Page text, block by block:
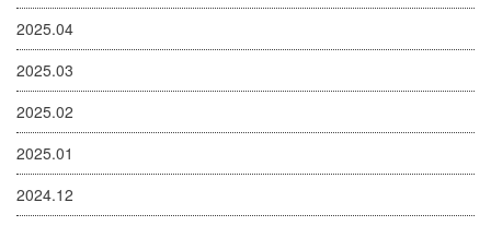
2025.04
2025.03
2025.02
2025.01
2024.12